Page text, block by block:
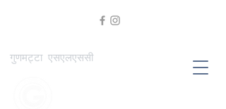
गुणमट्टा एसएलएससी